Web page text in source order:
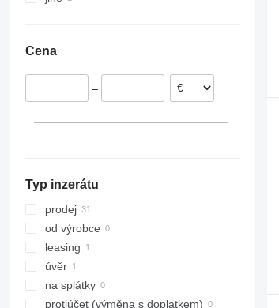
Estonsko
Polsko
Cena
–
Typ inzerátu
prodej
od výrobce
leasing
úvěr
na splátky
protiúčet (výměna s doplatkem)